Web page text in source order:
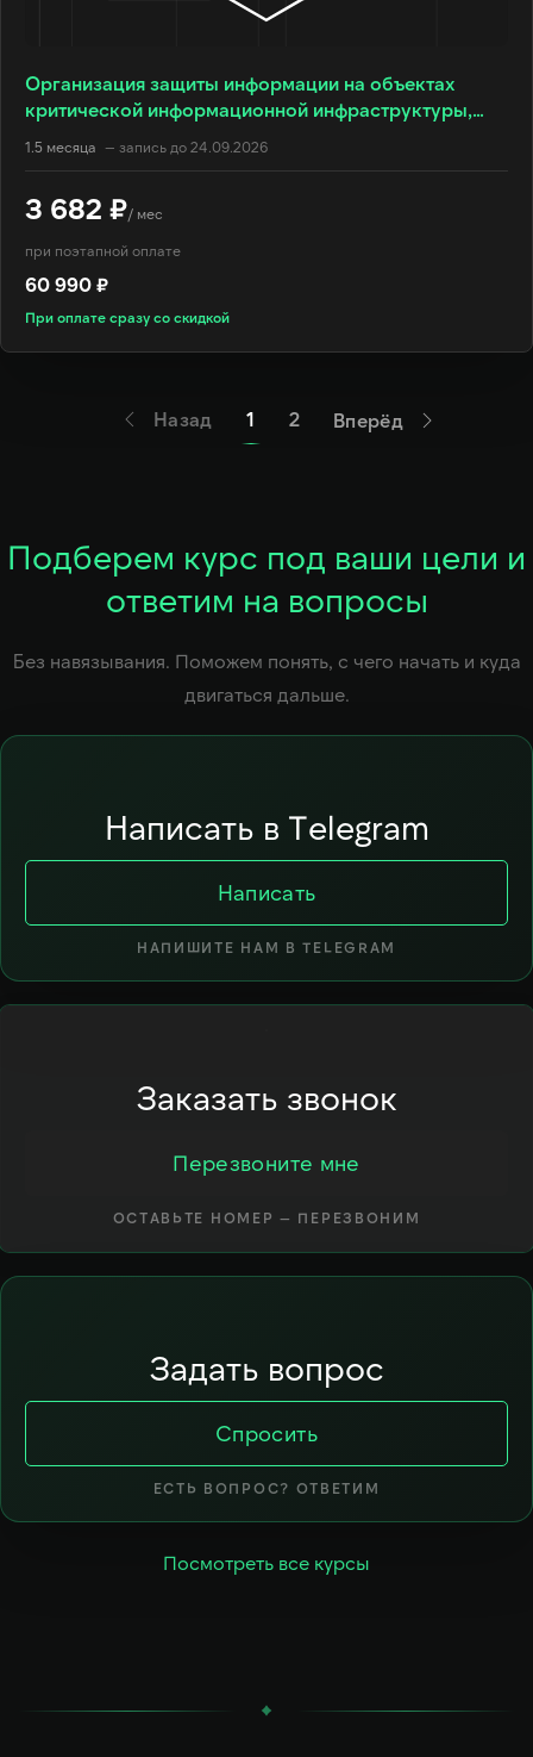
Организация защиты информации на объектах
критической информационной инфраструктуры,
1.5 месяца — запись до 24.09.2026
3 682 ₽/ мес
при поэтапной оплате
60 990 ₽
При оплате сразу со скидкой
Назад 1 2 Вперёд
Подберем курс под ваши цели и
ответим на вопросы
Без навязывания. Поможем понять, с чего начать и куда
двигаться дальше.
Написать в Telegram
Написать
НАПИШИТЕ НАМ В TELEGRAM
Заказать звонок
Перезвоните мне
ОСТАВЬТЕ НОМЕР — ПЕРЕЗВОНИМ
Задать вопрос
Спросить
ЕСТЬ ВОПРОС? ОТВЕТИМ
Посмотреть все курсы